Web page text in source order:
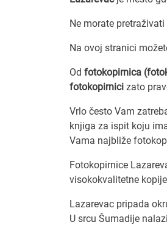
Ne morate pretraživati
Na ovoj stranici
Od fotokopirnica
fotokopirnici zato
Vrlo često Vam
knjiga za ispit koju
Vama najbliže
Fotokopirnice
visokokvalitetne
Lazarevac pripada
U srcu Šumadije